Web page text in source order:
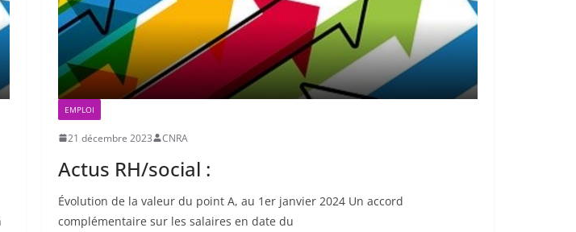
EMPLOI
21 décembre 2023 CNRA
Actus RH/social :
Évolution de la valeur du point A, au 1er janvier 2024 Un accord
complémentaire sur les salaires en date du